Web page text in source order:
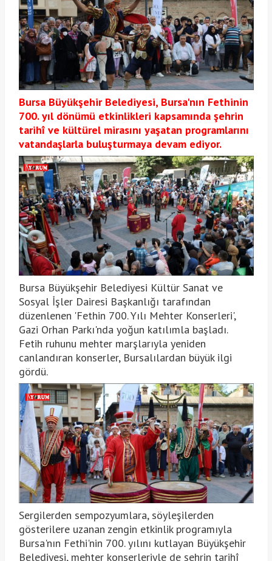
Bursa Büyükşehir Belediyesi, Bursa'nın Fethinin
700. yıl dönümü etkinlikleri kapsamında şehrin
tarihî ve kültürel mirasını yaşatan programlarını
vatandaşlarla buluşturmaya devam ediyor.
Bursa Büyükşehir Belediyesi Kültür Sanat ve
Sosyal İşler Dairesi Başkanlığı tarafından
düzenlenen 'Fethin 700. Yılı Mehter Konserleri',
Gazi Orhan Parkı'nda yoğun katılımla başladı.
Fetih ruhunu mehter marşlarıyla yeniden
canlandıran konserler, Bursalılardan büyük ilgi
gördü.
Sergilerden sempozyumlara, söyleşilerden
gösterilere uzanan zengin etkinlik programıyla
Bursa'nın Fethi'nin 700. yılını kutlayan Büyükşehir
Belediyesi, mehter konserleriyle de şehrin tarihî